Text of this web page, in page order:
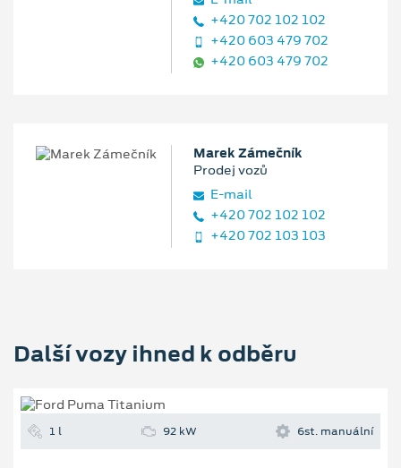
+420 702 102 102
+420 603 479 702
+420 603 479 702
Marek Zámečník
Prodej vozů
E‑mail
+420 702 102 102
+420 702 103 103
Další vozy ihned k odběru
1 l 92 kW 6st. manuální